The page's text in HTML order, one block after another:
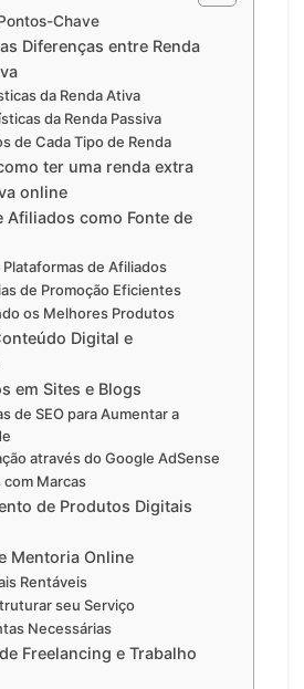
Chave
Diferenças entre Renda
da Renda Ativa
da Renda Passiva
de Cada Tipo de Renda
ter uma renda extra
online
Afiliados como Fonte de
Plataformas de Afiliados
de Promoção Eficientes
os Melhores Produtos
Digital e
em Sites e Blogs
de SEO para Aumentar a
através do Google AdSense
com Marcas
de Produtos Digitais
Mentoria Online
Rentáveis
seu Serviço
Necessárias
Freelancing e Trabalho